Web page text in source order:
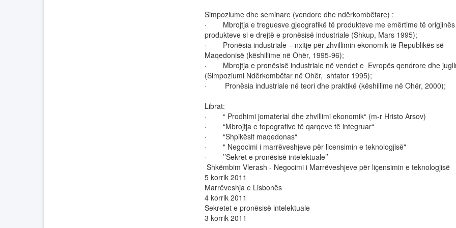
Simpoziume dhe seminare (vendore dhe ndërkombëtare) :
· Mbrojtja e treguesve gjeografikë të produkteve me emërtime të
produkteve si e drejtë e pronësisë industriale (Shkup, Mars 1995);
· Pronësia industriale – nxitje për zhvillimin ekonomik të Republikës së
Maqedonisë (këshillime në Ohër, 1995-96);
· Mbrojtja e pronësisë industriale në vendet e Evropës qendrore dhe
(Simpoziumi Ndërkombëtar në Ohër, shtator 1995);
· Pronësia industriale në teori dhe praktikë (këshillime në Ohër, 2000);
Librat:
· “ Prodhimi jomaterial dhe zhvillimi ekonomik“ (m-r Hristo Arsov)
· “Mbrojtja e topografive të qarqeve të integruar“
· “Shpikësit maqedonas“
· " Negocimi i marrëveshjeve për licensimin e teknologjisë"
· ’’Sekret e pronësisë intelektuale’’
Shkëmbim Vlerash - Negocimi i Marrëveshjeve për liçensimin e teknologjisë
5 korrik 2011
Marrëveshja e Lisbonës
4 korrik 2011
Sekretet e pronësisë intelektuale
3 korrik 2011